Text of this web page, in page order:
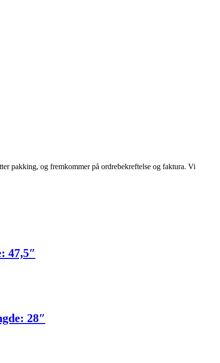
pakking, og fremkommer på ordrebekreftelse og faktura. Vi
47,5″
28″